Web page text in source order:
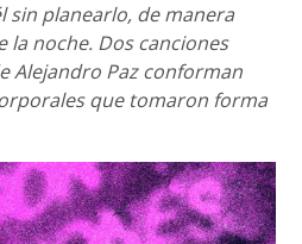
sin planearlo, de manera
la noche. Dos canciones
Alejandro Paz conforman
que tomaron forma